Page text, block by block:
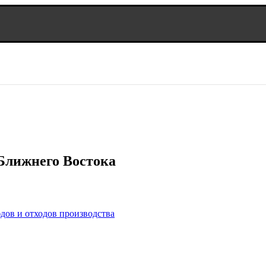
и отходов производства
Востока